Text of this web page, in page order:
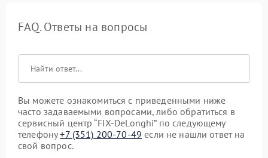
FAQ. Ответы на вопросы
Вы можете ознакомиться с приведенными ниже
часто задаваемыми вопросами, либо обратиться в
сервисный центр “FIX-DeLonghi” по следующему
телефону+7 (351) 200-70-49 если не нашли ответ на
свой вопрос.